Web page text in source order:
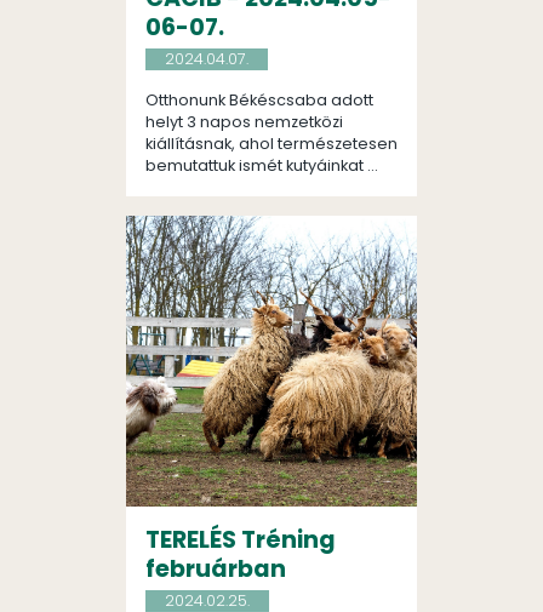
06-07.
2024.04.07.
Otthonunk Békéscsaba adott
helyt 3 napos nemzetközi
kiállításnak, ahol természetesen
bemutattuk ismét kutyáinkat ...
TERELÉS Tréning
februárban
2024.02.25.